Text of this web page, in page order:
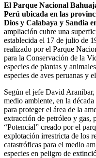
El Parque Nacional
Perú ubicada en las
Dios y Calabaya y Sandia
ampliación cubre una
establecida el 17 de julio de
realizado por el Parque
para la Conservación de la
especies de plantas y
especies de aves peruanas y
Según el jefe David
medio ambiente, en la
para proteger el área de la
extracción de petróleo y gas,
“Potencial” creado por el
explotación irrestricta de los
catastróficas para el medio
especies en peligro de